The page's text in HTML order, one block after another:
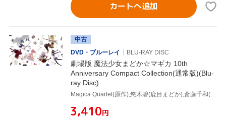
カートへ追加
中古
DVD・ブルーレイ
BLU-RAY DISC
劇場版 魔法少女まどか☆マギカ 10th
Anniversary Compact Collection(通常版)(Blu-
ray Disc)
Magica Quartet(原作),悠木碧(鹿目まどか),斎藤千和(暁美ほむら),水橋かおり(巴マミ),新房昭之(総監督),宮本幸裕(監督),岸田隆宏(キャラクターデザイン),梶浦由記(音楽)
¥3,410円